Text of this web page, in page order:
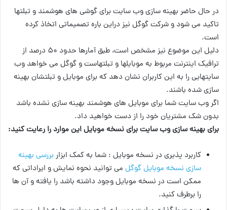
در حال حاضر بهینه سازی وب سایت برای گوشی های هوشمند و تبلتها
تاکید می شود و شرکت گوگل نیز دراین باره تصمیماتی اتخاذ کرده
است.
دلیل این موضوع نیز مشخص است، طبق آمارها حدود ۵۰ درصد از
ترافیک اینترنت مربوط به موبایلها و تبلتهاست و گوگل می خواهد وب
سایتهایی را به این کاربران نشان دهد که برای موبایل و تبلتشان بهینه
سازی شده باشند.
اگر وب سایت شما برای موبایل های هوشمند بهینه سازی نشده باشد
بدون شک مشتریان خود را از دست خواهید داد.
برای بهینه سازی وب سایت برای نسخه موبایل این موارد را رعایت کنید:
کاربرد پذیری در نسخه موبایل : شما به کمک ابزاربررسی بهینه
سازی نسخه موبایل گوگل می توانید نحوه نمایش و ایراداتی که
ممکن است در نسخه موبایل وجود داشته باشد را یافته و آن ها
را برطرف کنید.